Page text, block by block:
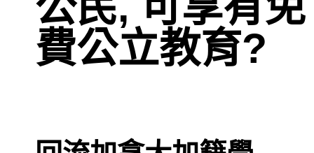
費公立教育?